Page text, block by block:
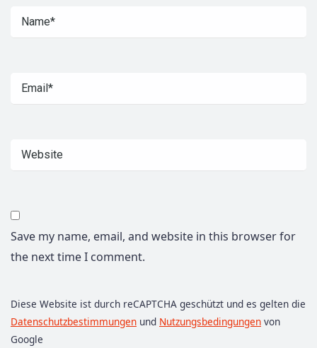
Save my name, email, and website in this browser for
the next time I comment.
Diese Website ist durch reCAPTCHA geschützt und es gelten die
Datenschutzbestimmungen und Nutzungsbedingungen von
Google